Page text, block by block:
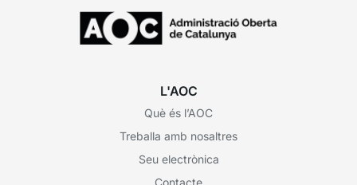
L'AOC
Què és l’AOC
Treballa amb nosaltres
Seu electrònica
Contacte